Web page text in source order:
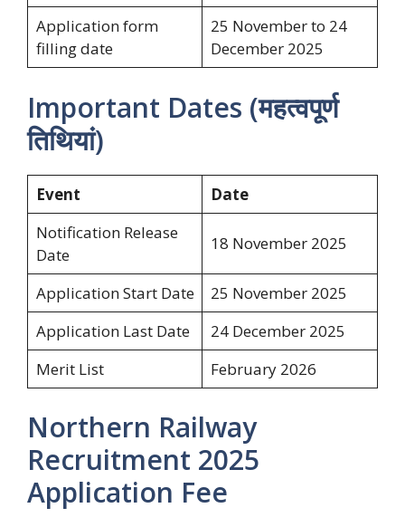
Application form
filling date
25 November to 24
December 2025
Important Dates (महत्वपूर्ण
तिथियां)
Event
Date
Notification Release
Date
18 November 2025
Application Start Date
25 November 2025
Application Last Date
24 December 2025
Merit List
February 2026
Northern Railway
Recruitment 2025
Application Fee